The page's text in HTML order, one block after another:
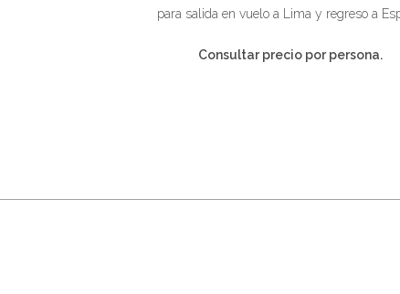
para salida en vuelo a Lima y regreso a
Consultar precio por persona.